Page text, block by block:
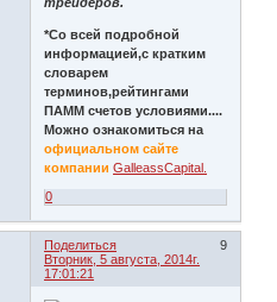
*Со всей подробной
информацией,с кратким
словарем
терминов,рейтингами
ПАММ счетов условиями....
Можно ознакомиться на
официальном сайте
компании GalleassCapital.
0
Поделиться
9
Вторник, 5 августа, 2014г.
17:01:21